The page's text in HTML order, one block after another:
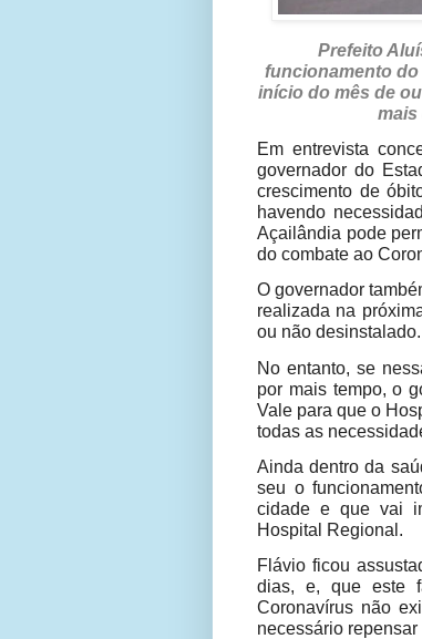
Prefeito
funcionamento
início do mês de
mais
Em entrevista
governador do
crescimento de
havendo
Açailândia pode
do combate ao
O governador
realizada na
ou não desinstalado.
No entanto, se
por mais tempo, o
Vale para que o
todas as
Ainda dentro da
seu o
cidade e que vai
Hospital Regional.
Flávio ficou
dias, e, que este
Coronavírus não
necessário repensar